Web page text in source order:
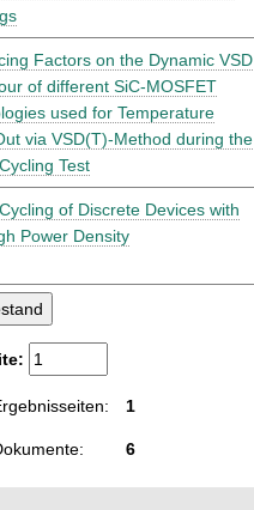
Factors on the Dynamic VSD
of different SiC-MOSFET
used for Temperature
via VSD(T)-Method during the
Test
of Discrete Devices with
Power Density
1
6